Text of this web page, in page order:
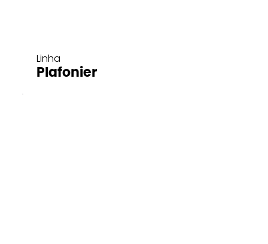
Linha
Plafonier